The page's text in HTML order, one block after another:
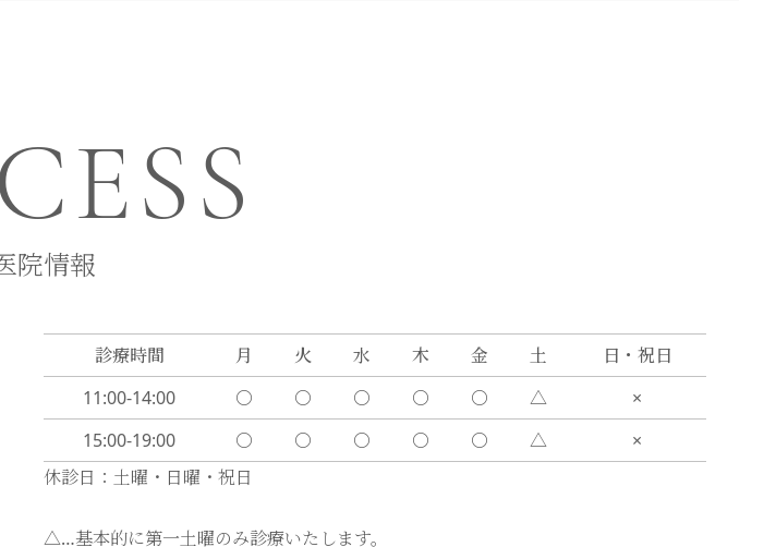
院情報
診療時間 月 火 水 木 金 土
日・祝日
11:00-14:00
〇 〇 〇 〇 〇 △
×
15:00-19:00
〇 〇 〇 〇 〇 △
×
休診日：土曜・日曜・祝日
△…基本的に第一土曜のみ診療いたします。